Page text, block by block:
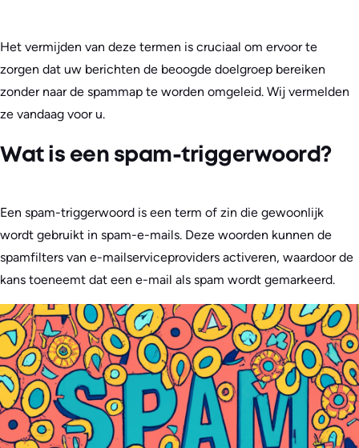
Het vermijden van deze termen is cruciaal om ervoor te
zorgen dat uw berichten de beoogde doelgroep bereiken
zonder naar de spammap te worden omgeleid. Wij vermelden
ze vandaag voor u.
Wat is een spam-triggerwoord?
Een spam-triggerwoord is een term of zin die gewoonlijk
wordt gebruikt in spam-e-mails. Deze woorden kunnen de
spamfilters van e-mailserviceproviders activeren, waardoor de
kans toeneemt dat een e-mail als spam wordt gemarkeerd.